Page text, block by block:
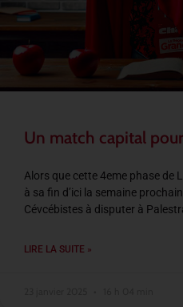
Un match capital
Alors que cette 4eme phase de
à sa fin d’ici la semaine
Cévcébistes à disputer à
LIRE LA SUITE »